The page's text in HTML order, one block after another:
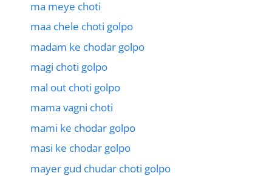
ma meye choti
maa chele choti golpo
madam ke chodar golpo
magi choti golpo
mal out choti golpo
mama vagni choti
mami ke chodar golpo
masi ke chodar golpo
mayer gud chudar choti golpo